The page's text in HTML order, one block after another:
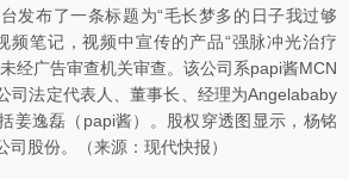
发布了一条标题为“毛长梦多的日子我过够
频笔记，视频中宣传的产品“强脉冲光治疗
经广告审查机关审查。该公司系papi酱MCN
司法定代表人、董事长、经理为Angelababy
姜逸磊（papi酱）。股权穿透图显示，杨铭
股份。（来源：现代快报）